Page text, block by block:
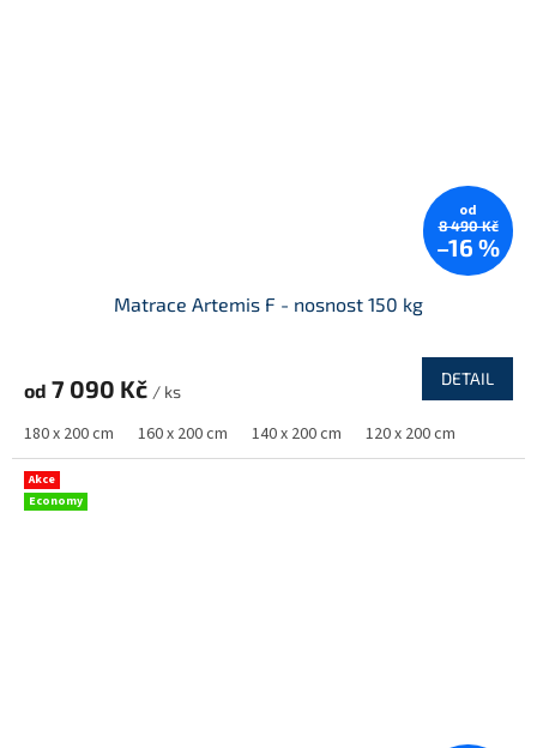
od
8 490 Kč
–16 %
Matrace Artemis F - nosnost 150 kg
od 7 090 Kč / ks
DETAIL
180 x 200 cm 160 x 200 cm 140 x 200 cm 120 x 200 cm
Akce
Economy